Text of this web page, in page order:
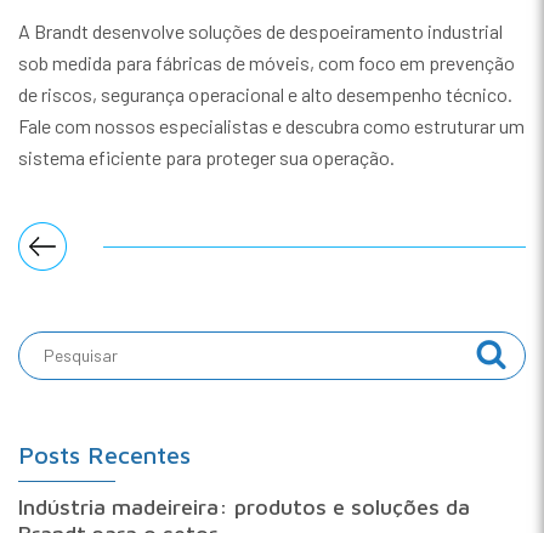
A Brandt desenvolve soluções de despoeiramento industrial
sob medida para fábricas de móveis, com foco em prevenção
de riscos, segurança operacional e alto desempenho técnico.
Fale com nossos especialistas e descubra como estruturar um
sistema eficiente para proteger sua operação.
Posts Recentes
Indústria madeireira: produtos e soluções da